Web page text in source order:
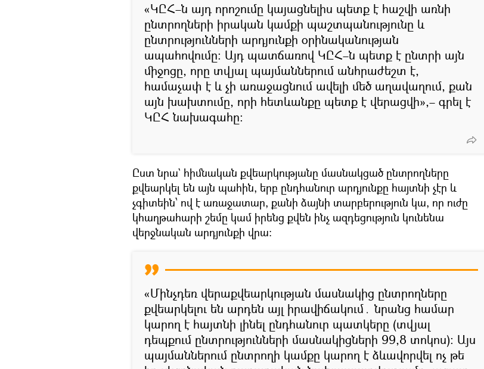
«ԿԸՀ–ն այդ որոշումը կայացնելիս պետք է հաշվի առնի
ընտրողների իրական կամքի պաշտպանությունը և
ընտրությունների արդյունքի օրինականության
ապահովումը։ Այդ պատճառով ԿԸՀ–ն պետք է ընտրի այն
միջոցը, որը տվյալ պայմաններում անհրաժեշտ է,
համաչափ է և չի առաջացնում ավելի մեծ աղավաղում, քան
այն խախտումը, որի հետևանքը պետք է վերացվի»,– գրել է
ԿԸՀ նախագահը։
Ըստ նրա` հիմնական քվեարկությանը մասնակցած ընտրողները
քվեարկել են այն պահին, երբ ընդհանուր արդյունքը հայտնի չէր և
չգիտեին՝ ով է առաջատար, քանի ձայնի տարբերություն կա, որ ուժը
կհաղթահարի շեմը կամ իրենց քվեն ինչ ազդեցություն կունենա
վերջնական արդյունքի վրա։
«Մինչդեռ վերաքվեարկության մասնակից ընտրողները
քվեարկելու են արդեն այլ իրավիճակում․ նրանց համար
կարող է հայտնի լինել ընդհանուր պատկերը (տվյալ
դեպքում ընտրությունների մասնակիցների 99,8 տոկոս)։ Այս
պայմաններում ընտրողի կամքը կարող է ձևավորվել ոչ թե